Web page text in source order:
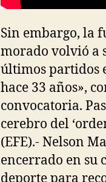
Sin embargo, la
morado volvió a
últimos partidos
hace 33 años»,
convocatoria.
cerebro del
(EFE).- Nelson
encerrado en su